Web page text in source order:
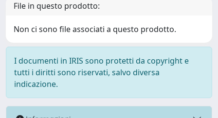
File in questo prodotto:
Non ci sono file associati a questo prodotto.
I documenti in IRIS sono protetti da copyright e
tutti i diritti sono riservati, salvo diversa
indicazione.